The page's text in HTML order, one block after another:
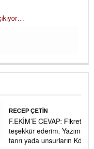
ve ilginiz için
maksadımız, mitolojik
DEVAMI